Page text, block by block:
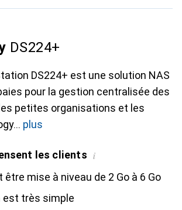
DS224+
DS224+ est une solution NAS
pour la gestion centralisée des
petites organisations et les
plus
les clients i
être mise à niveau de 2 Go à 6 Go
est très simple